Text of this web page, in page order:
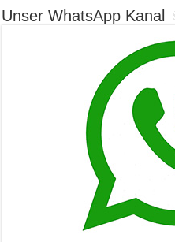
Unser WhatsApp Kanal